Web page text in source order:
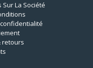
La Société
retours